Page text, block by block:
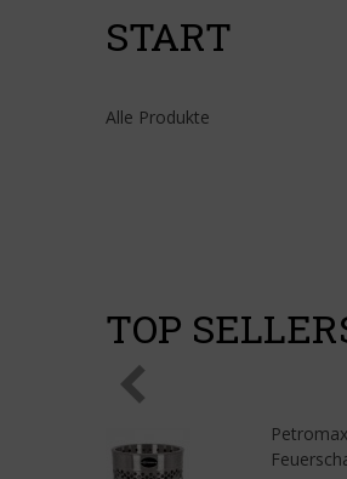
START
Alle Produkte
TOP
Petromax